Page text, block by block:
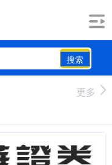
搜索
更多